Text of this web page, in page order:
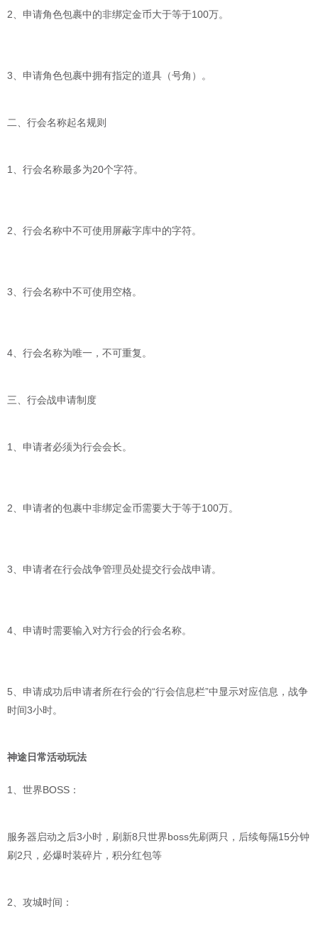
2、申请角色包裹中的非绑定金币大于等于100万。
3、申请角色包裹中拥有指定的道具（号角）。
二、行会名称起名规则
1、行会名称最多为20个字符。
2、行会名称中不可使用屏蔽字库中的字符。
3、行会名称中不可使用空格。
4、行会名称为唯一，不可重复。
三、行会战申请制度
1、申请者必须为行会会长。
2、申请者的包裹中非绑定金币需要大于等于100万。
3、申请者在行会战争管理员处提交行会战申请。
4、申请时需要输入对方行会的行会名称。
5、申请成功后申请者所在行会的“行会信息栏”中显示对应信息，战争
时间3小时。
神途日常活动玩法
1、世界BOSS：
服务器启动之后3小时，刷新8只世界boss先刷两只，后续每隔15分钟
刷2只，必爆时装碎片，积分红包等
2、攻城时间：